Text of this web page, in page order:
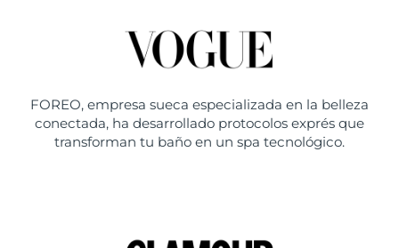
FOREO, empresa sueca especializada en la belleza
conectada, ha desarrollado protocolos exprés que
transforman tu baño en un spa tecnológico.